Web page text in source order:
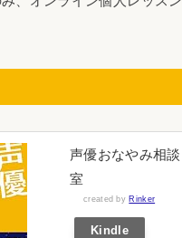
声優おなやみ相談
室
created by Rinker
Kindle